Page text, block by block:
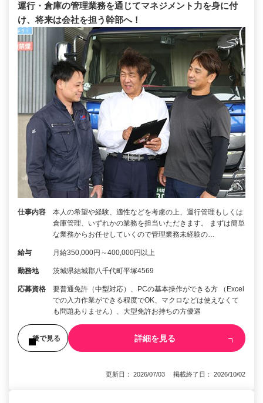
運行・倉庫の管理業務を通じてマネジメント力を身に付
け、将来は会社を担う幹部へ！
仕事内容
本人の希望や経験、適性などを考慮の上、運行管理もしくは
倉庫管理、いずれかの業務を担当いただきます。 まずは簡単
な業務からお任せしていくので管理業務未経験の…
給与 月給350,000円～400,000円以上
勤務地 茨城県結城郡八千代町平塚4569
応募資格
要普通免許（中型対応）、PCの基本操作ができる方 （Excel
での入力作業ができる程度でOK、マクロなどは使えなくて
も問題ありません）、大型免許お持ちの方優遇
後で見る 詳細を見る
更新日： 2026/07/03 掲載終了日： 2026/10/02